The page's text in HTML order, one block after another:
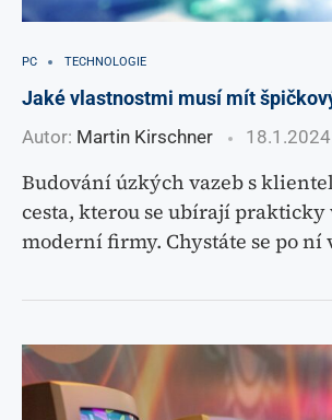
PC TECHNOLOGIE
Jaké vlastnostmi musí mít
Autor: Martin Kirschner 18.1.2024
Budování úzkých vazeb s
cesta, kterou se ubírají prakticky
moderní firmy. Chystáte se po